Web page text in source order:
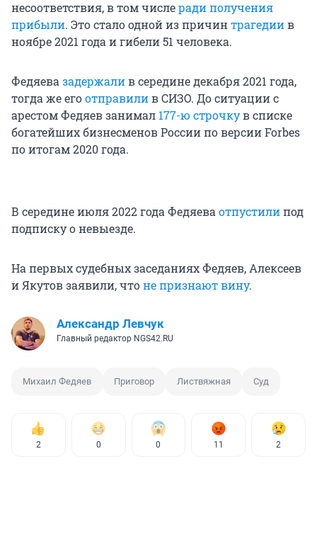
несоответствия, в том числеради получения
прибыли. Это стало одной из причинтрагедиив
ноябре 2021 года и гибели 51 человека.
Федяевазадержалив середине декабря 2021 года,
тогда же егоотправилив СИЗО. До ситуации с
арестом Федяев занимал 177-ю строчкув списке
богатейших бизнесменов России по версии Forbes
по итогам 2020 года.
В середине июля 2022 года Федяеваотпустилипод
подписку о невыезде.
На первых судебных заседаниях Федяев, Алексеев
и Якутов заявили, чтоне признают вину.
Александр Левчук
Главный редактор NGS42.RU
Михаил Федяев Приговор Листвяжная Суд
2 0 0 11 2